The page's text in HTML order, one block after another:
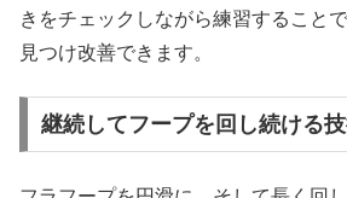
きをチェックしながら練習すること
見つけ改善できます。
継続してフープを回し続ける